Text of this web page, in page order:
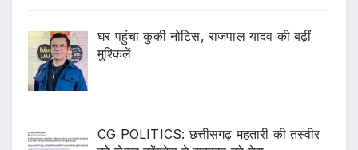
घर पहुंचा कुर्की नोटिस, राजपाल यादव की बढ़ीं
मुश्किलें
CG POLITICS: छत्तीसगढ़ महतारी की तस्वीर